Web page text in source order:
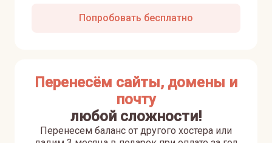
Попробовать бесплатно
Перенесём сайты, домены и
почту
любой сложности!
Перенесем баланс от другого хостера или